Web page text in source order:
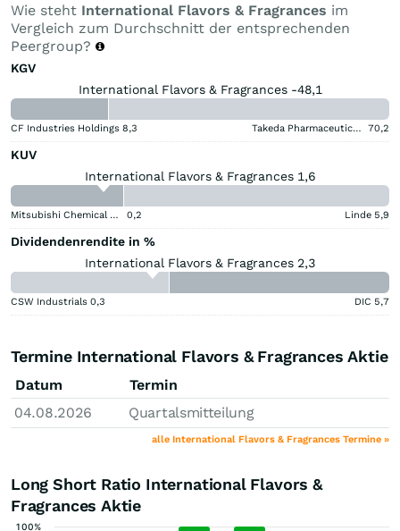
Wie steht International Flavors & Fragrances im
Vergleich zum Durchschnitt der entsprechenden
Peergroup?
KGV
International Flavors & Fragrances -48,1
CF Industries Holdings 8,3 Takeda Pharmaceutical Aktie 70,2
KUV
International Flavors & Fragrances 1,6
Mitsubishi Chemical Group Corporation 0,2 Linde 5,9
Dividendenrendite in %
International Flavors & Fragrances 2,3
CSW Industrials 0,3 DIC 5,7
Termine International Flavors & Fragrances Aktie
Datum
Termin
04.08.2026
Quartalsmitteilung
alle International Flavors & Fragrances Termine »
Long Short Ratio International Flavors &
Fragrances Aktie
100%